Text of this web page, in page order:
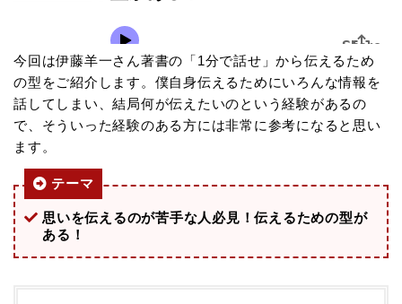
今回は伊藤羊一さん著書の「1分で話せ」から伝えるため
の型をご紹介します。僕自身伝えるためにいろんな情報を
話してしまい、結局何が伝えたいのという経験があるの
で、そういった経験のある方には非常に参考になると思い
ます。
テーマ
思いを伝えるのが苦手な人必見！伝えるための型が
ある！